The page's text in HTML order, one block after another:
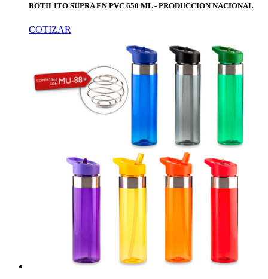
BOTILITO SUPRA EN PVC 650 ML - PRODUCCION NACIONAL
COTIZAR